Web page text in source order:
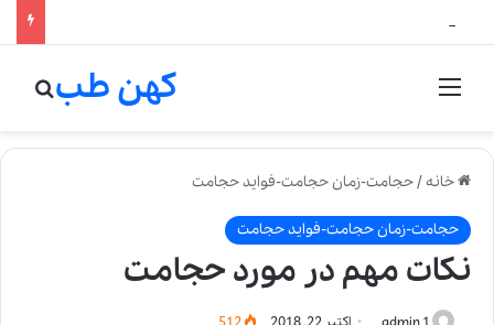
منو کهن طب
خانه/حجامت-زمان حجامت-فواید حجامت
حجامت-زمان حجامت-فواید حجامت
نکات مهم در مورد حجامت